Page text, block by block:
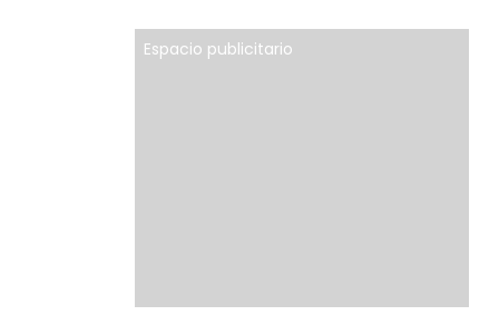
Espacio publicitario